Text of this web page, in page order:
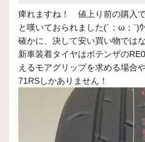
痺れますね！ 値上り前の購入
と嘆いておられました(´；ω；`)ｳ
確かに、決して安い買い物では
新車装着タイヤはポテンザの
えるモアグリップを求める場合
71RSしかありません！